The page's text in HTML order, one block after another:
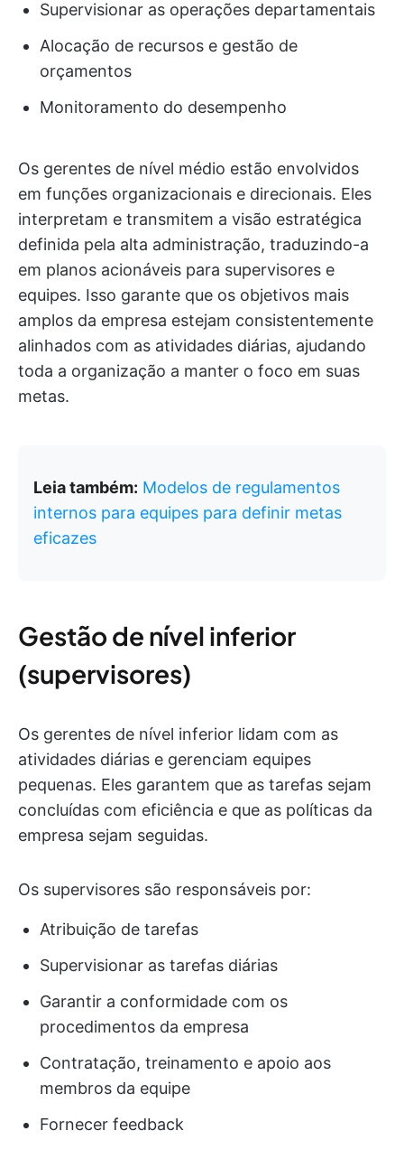
Supervisionar as operações departamentais
Alocação de recursos e gestão de
orçamentos
Monitoramento do desempenho
Os gerentes de nível médio estão envolvidos
em funções organizacionais e direcionais. Eles
interpretam e transmitem a visão estratégica
definida pela alta administração, traduzindo-a
em planos acionáveis para supervisores e
equipes. Isso garante que os objetivos mais
amplos da empresa estejam consistentemente
alinhados com as atividades diárias, ajudando
toda a organização a manter o foco em suas
metas.
Leia também: Modelos de regulamentos
internos para equipes para definir metas
eficazes
Gestão de nível inferior
(supervisores)
Os gerentes de nível inferior lidam com as
atividades diárias e gerenciam equipes
pequenas. Eles garantem que as tarefas sejam
concluídas com eficiência e que as políticas da
empresa sejam seguidas.
Os supervisores são responsáveis por:
Atribuição de tarefas
Supervisionar as tarefas diárias
Garantir a conformidade com os
procedimentos da empresa
Contratação, treinamento e apoio aos
membros da equipe
Fornecer feedback